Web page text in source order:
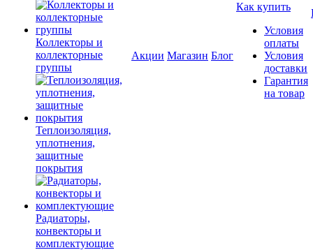
Коллекторы и
коллекторные
группы
Теплоизоляция,
уплотнения,
защитные
покрытия
Радиаторы,
конвекторы и
комплектующие
Акции Магазин Блог
Как купить
Условия
оплаты
Условия
доставки
Гарантия
на товар